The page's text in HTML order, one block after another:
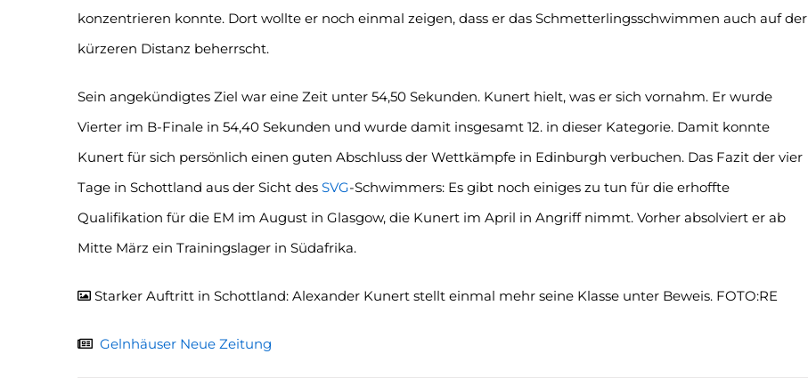
konzentrieren konnte. Dort wollte er noch einmal zeigen, dass er das Schmetterlingsschwimmen auch auf der
kürzeren Distanz beherrscht.
Sein angekündigtes Ziel war eine Zeit unter 54,50 Sekunden. Kunert hielt, was er sich vornahm. Er wurde
Vierter im B-Finale in 54,40 Sekunden und wurde damit insgesamt 12. in dieser Kategorie. Damit konnte
Kunert für sich persönlich einen guten Abschluss der Wettkämpfe in Edinburgh verbuchen. Das Fazit der vier
Tage in Schottland aus der Sicht des SVG-Schwimmers: Es gibt noch einiges zu tun für die erhoffte
Qualifikation für die EM im August in Glasgow, die Kunert im April in Angriff nimmt. Vorher absolviert er ab
Mitte März ein Trainingslager in Südafrika.
Starker Auftritt in Schottland: Alexander Kunert stellt einmal mehr seine Klasse unter Beweis. FOTO:RE
Gelnhäuser Neue Zeitung